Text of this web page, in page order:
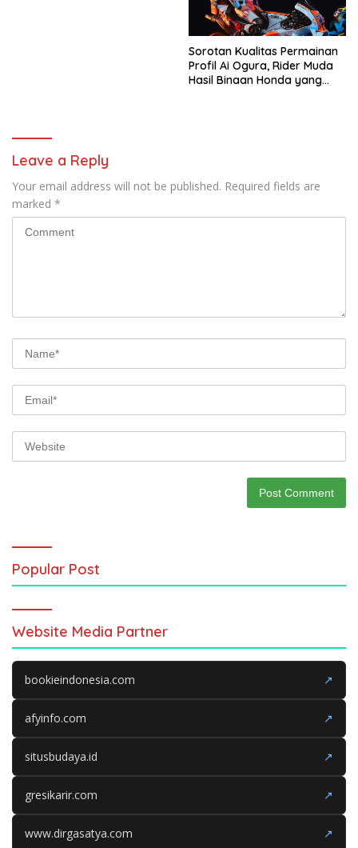
Sorotan Kualitas Permainan
Profil Ai Ogura, Rider Muda
Hasil Binaan Honda yang
Leave a Reply
Your email address will not be published. Required fields are
marked *
Popular Post
Website Media Partner
bookieindonesia.com ↗
afyinfo.com ↗
situsbudaya.id ↗
gresikarir.com ↗
www.dirgasatya.com ↗